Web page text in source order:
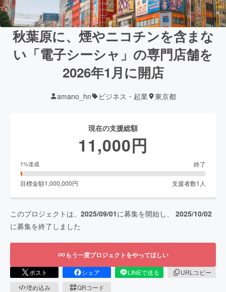
秋葉原に、煙やニコチンを含まな
い「電子シーシャ」の専門店舗を
2026年1月に開店
amano_hn ビジネス・起業 東京都
現在の支援総額
11,000円
1%達成 終了
目標金額1,000,000円 支援者数1 人
このプロジェクトは、 2025/09/01に募集を開始し、 2025/10/02
に募集を終了しました
もう一度プロジェクトをやってほしい
ポスト シェア LINEで送る
URLコピー
埋め込み
QRコード